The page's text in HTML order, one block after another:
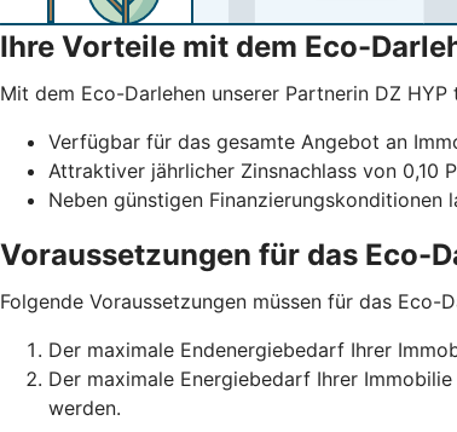
Ihre Vorteile mit dem Eco-
Mit dem Eco-Darlehen unserer Partnerin DZ
Verfügbar für das gesamte Angebot an
Attraktiver jährlicher Zinsnachlass von 0,10
Neben günstigen
Voraussetzungen für das Eco-
Folgende Voraussetzungen müssen für das Eco-
Der maximale Endenergiebedarf Ihrer
Der maximale Energiebedarf Ihrer
werden.